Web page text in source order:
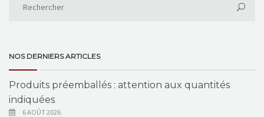
NOS DERNIERS ARTICLES
Produits préemballés : attention aux quantités
indiquées
6 AOÛT 2026